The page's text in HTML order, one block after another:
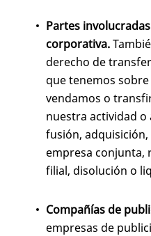
Partes
corporativa.
derecho de
que tenemos
vendamos o
nuestra actividad
fusión,
empresa conjunta,
filial, disolución o
Compañías de
empresas de